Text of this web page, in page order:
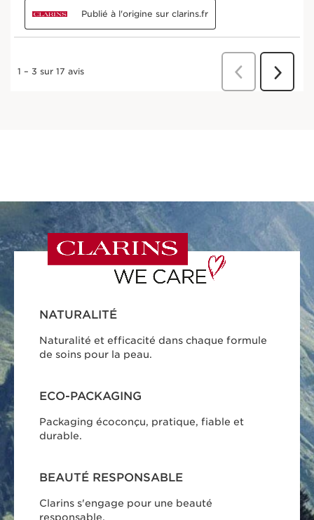
NATURALITÉ
Naturalité et efficacité dans chaque formule
de soins pour la peau.
ECO-PACKAGING
Packaging écoconçu, pratique, fiable et
durable.
BEAUTÉ RESPONSABLE
Clarins s'engage pour une beauté
responsable.